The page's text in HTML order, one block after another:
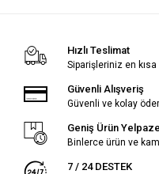
Hızlı Teslimat
Siparişleriniz en
Güvenli Alışveriş
Güvenli ve kolay
Geniş Ürün
Binlerce ürün ve
7 / 24 DESTEK